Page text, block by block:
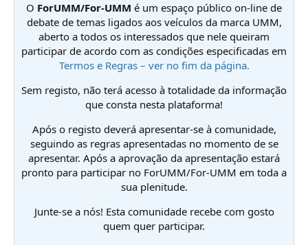
O ForUMM/For-UMM é um espaço público on-line de
debate de temas ligados aos veículos da marca UMM,
aberto a todos os interessados que nele queiram
participar de acordo com as condições especificadas em
Termos e Regras – ver no fim da página.
Sem registo, não terá acesso à totalidade da informação
que consta nesta plataforma!
Após o registo deverá apresentar-se à comunidade,
seguindo as regras apresentadas no momento de se
apresentar. Após a aprovação da apresentação estará
pronto para participar no ForUMM/For-UMM em toda a
sua plenitude.
Junte-se a nós! Esta comunidade recebe com gosto
quem quer participar.